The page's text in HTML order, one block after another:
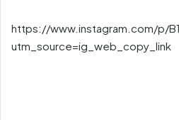
https://www.instagram.com/p/
utm_source=ig_web_copy_link